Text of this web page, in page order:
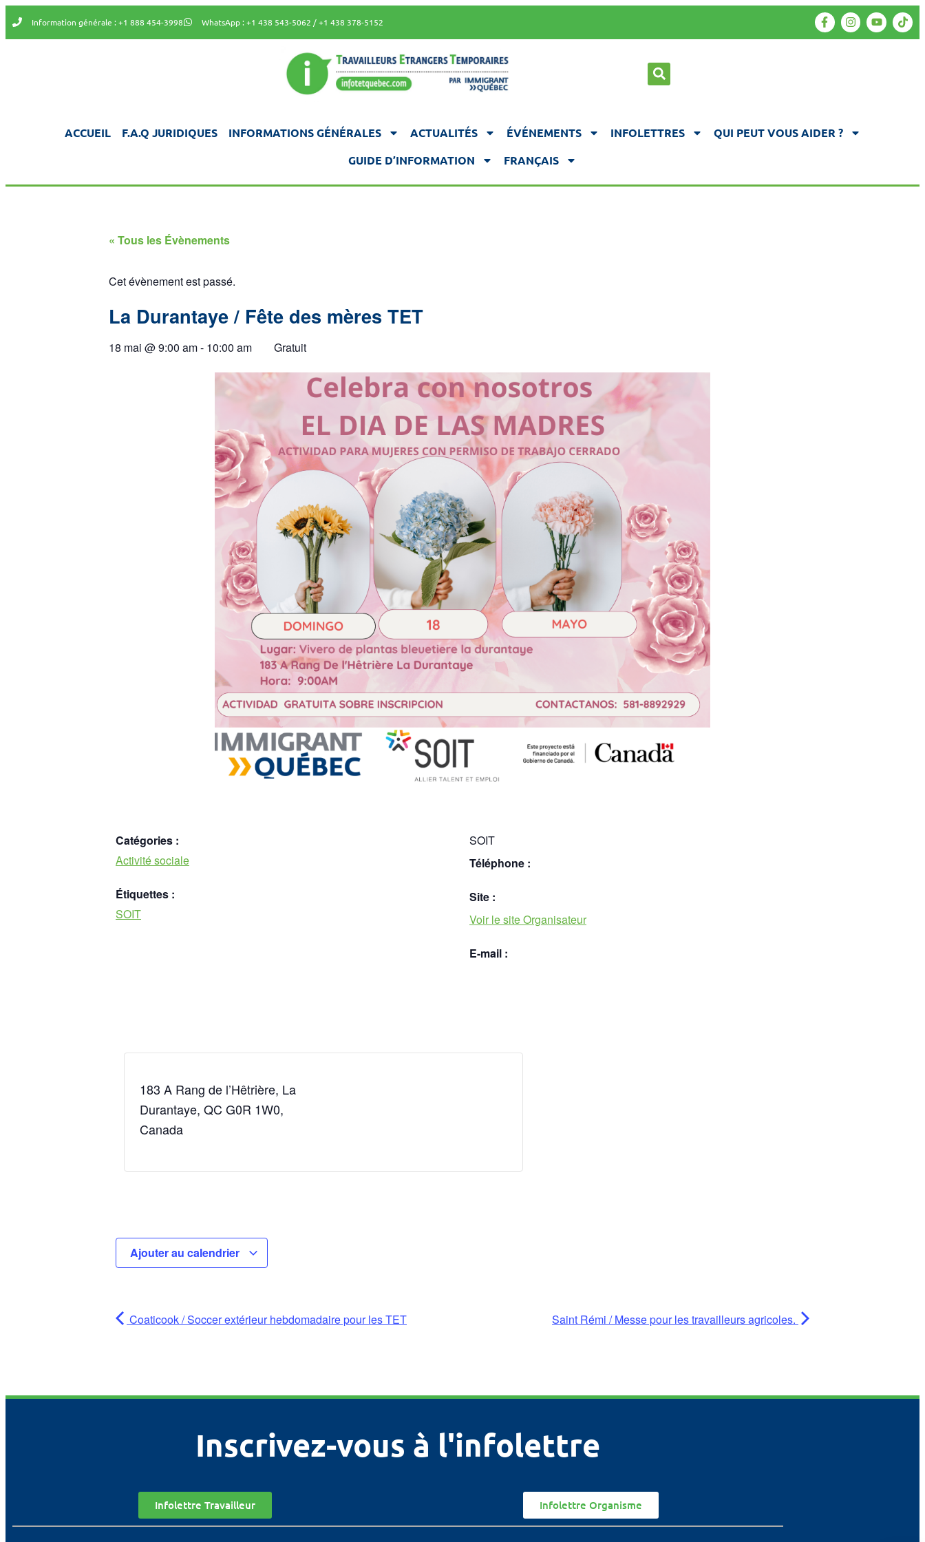
Information générale : +1 888 454-3998 WhatsApp : +1 438 543-5062 / +1 438 378-5152
ACCUEIL F.A.Q JURIDIQUES INFORMATIONS GÉNÉRALES ACTUALITÉS ÉVÉNEMENTS INFOLETTRES
QUI PEUT VOUS AIDER ?
GUIDE D’INFORMATION
FRANÇAIS
« Tous les Évènements
Cet évènement est passé.
La Durantaye / Fête des mères TET
18 mai @9:00 am- 10:00 am Gratuit
Catégories :
Activité sociale
Étiquettes :
SOIT
SOIT
Téléphone :
Site :
Voir le site Organisateur
E-mail :
183 A Rang de l’Hêtrière, La
Durantaye, QC G0R 1W0,
Canada
Ajouter au calendrier
Coaticook / Soccer extérieur hebdomadaire pour les TET Saint Rémi / Messe pour les travailleurs agricoles.
Inscrivez-vous à l'infolettre
Infolettre Travailleur Infolettre Organisme